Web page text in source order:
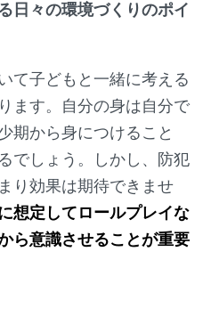
日々の環境づくりのポイ
て子どもと一緒に考える
ます。自分の身は自分で
期から身につけること
でしょう。しかし、防犯
り効果は期待できませ
想定してロールプレイな
ら意識させることが重要